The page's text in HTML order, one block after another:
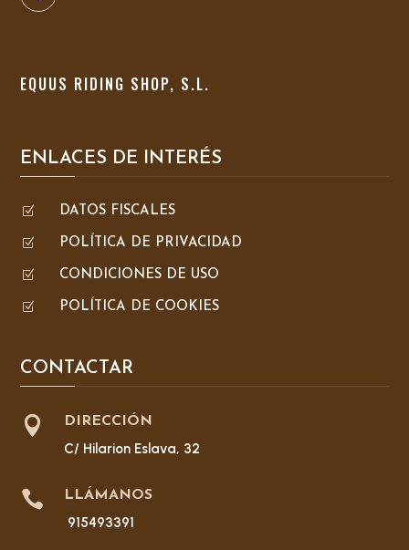
EQUUS RIDING SHOP, S.L.
ENLACES DE INTERÉS
Z DATOS FISCALES
Z POLÍTICA DE PRIVACIDAD
Z CONDICIONES DE USO
Z POLÍTICA DE COOKIES
CONTACTAR
 DIRECCIÓN
C/ Hilarion Eslava, 32
 LLÁMANOS
915493391